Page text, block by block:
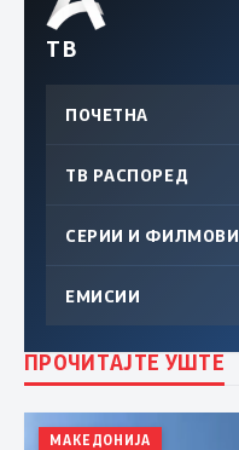
ТВ
ПОЧЕТНА
ТВ РАСПОРЕД
СЕРИИ И ФИЛМОВИ
ЕМИСИИ
ПРОЧИТАЈТЕ УШТЕ
МАКЕДОНИЈА